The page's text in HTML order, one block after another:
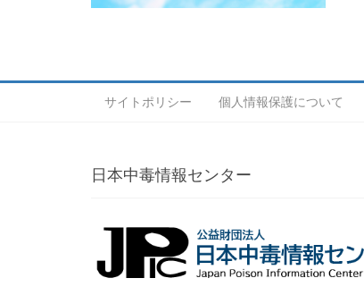
サイトポリシー 個人情報保護について
日本中毒情報センター